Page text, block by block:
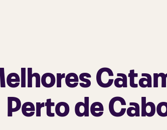
Perto de